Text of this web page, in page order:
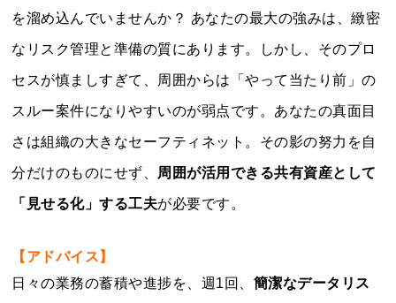
を溜め込んでいませんか？ あなたの最大の強みは、緻密
なリスク管理と準備の質にあります。しかし、そのプロ
セスが慎ましすぎて、周囲からは「やって当たり前」の
スルー案件になりやすいのが弱点です。あなたの真面目
さは組織の大きなセーフティネット。その影の努力を自
分だけのものにせず、 周囲が活用できる共有資産として
「見せる化」する工夫が必要です。
【アドバイス】
日々の業務の蓄積や進捗を、週1回、 簡潔なデータリス